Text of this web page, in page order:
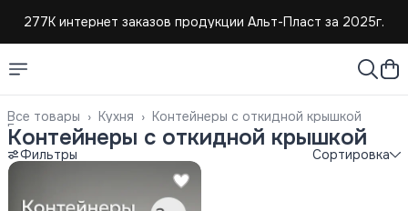
277К интернет заказов продукции Альт-Пласт за 2025г.
Создаем и продаем изделия из пластмассы с 2004г.
Контейнеры с откидной крышкой
Кухня ›
Все товары ›
Главная ›
Контейнеры с откидной крышкой
Фильтры Сортировка